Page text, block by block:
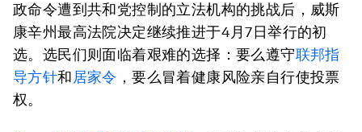
政命令遭到共和党控制的立法机构的挑战后，威斯
康辛州最高法院决定继续推进于4月7日举行的初
选。选民们则面临着艰难的选择：要么遵守联邦指
导方针和居家令 ，要么冒着健康风险亲自行使投票
权。